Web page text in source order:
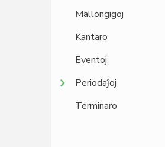
Mallongigoj
Kantaro
Eventoj
Periodaĵoj
Terminaro